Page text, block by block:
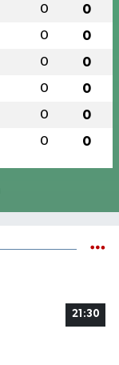
0 0
0 0
0 0
0 0
0 0
0 0
21:30